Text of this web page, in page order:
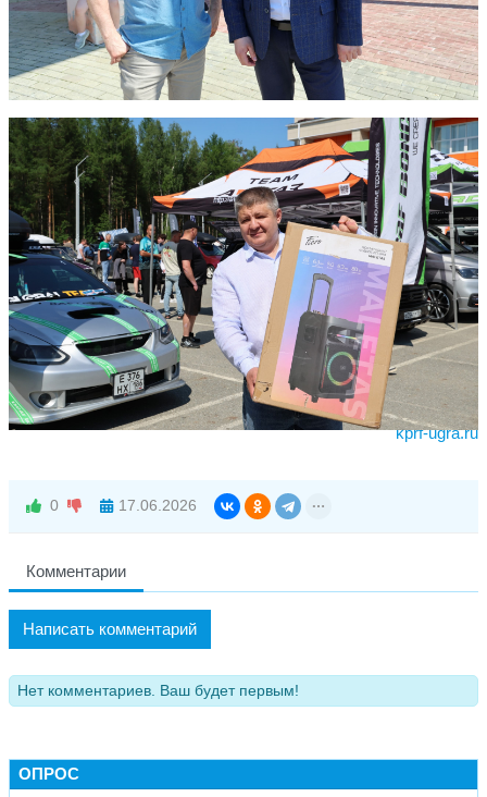
kprf-ugra.ru
0 17.06.2026
Комментарии
Написать комментарий
Нет комментариев. Ваш будет первым!
ОПРОС